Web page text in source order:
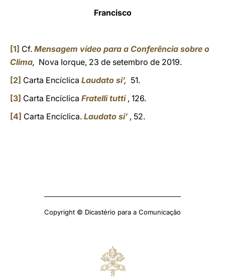
Francisco
[1] Cf. Mensagem vídeo para a Conferência sobre o
Clima, Nova Iorque, 23 de setembro de 2019.
[2] Carta Encíclica Laudato si’, 51.
[3] Carta Encíclica Fratelli tutti, 126.
[4] Carta Encíclica. Laudato si’, 52.
Copyright © Dicastério para a Comunicação